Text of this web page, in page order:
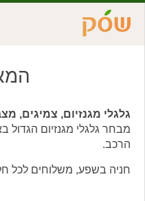
גלגלי מגנזיום, צמיגים,
מבחר גלגלי מגנזיום הגדול
הרכב.
חניה בשפע, משלוחים לכל